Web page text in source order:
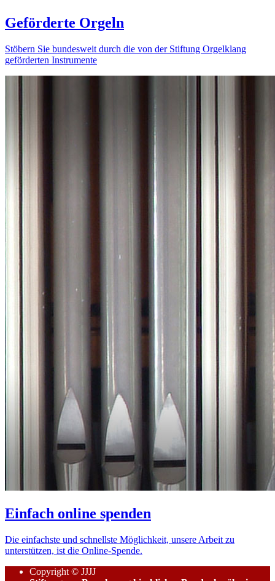
Geförderte Orgeln
Stöbern Sie bundesweit durch die von der Stiftung Orgelklang
geförderten Instrumente
Einfach online spenden
Die einfachste und schnellste Möglichkeit, unsere Arbeit zu
unterstützen, ist die Online-Spende.
Copyright © JJJJ